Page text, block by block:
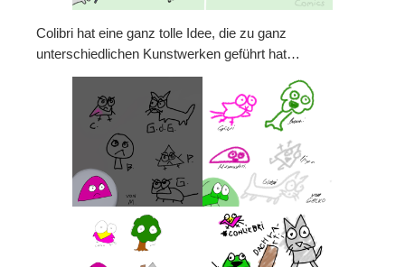
Colibri hat eine ganz tolle Idee, die zu ganz
unterschiedlichen Kunstwerken geführt hat…